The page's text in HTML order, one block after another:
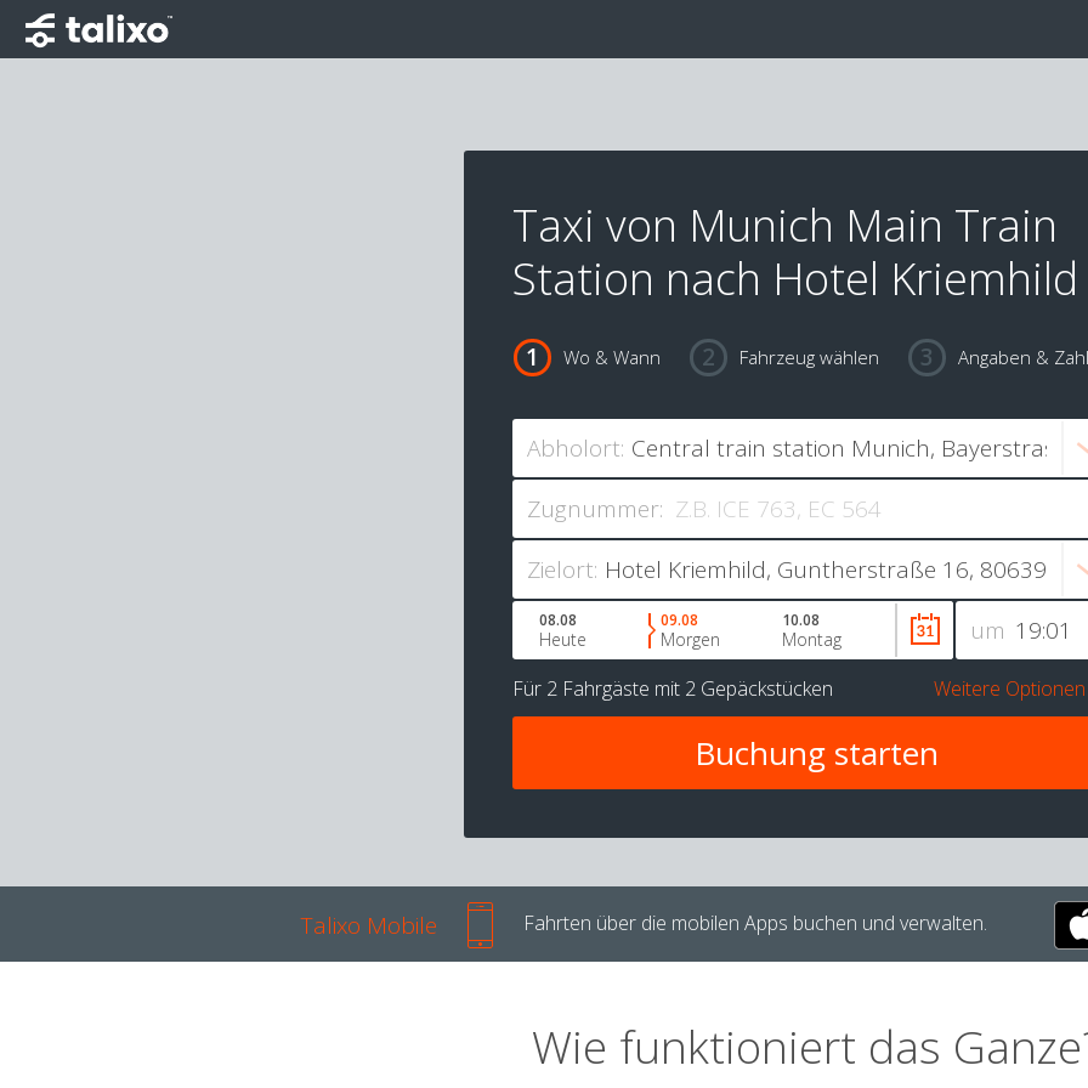
Taxi von Munich Main Train
Station nach Hotel Kriemhild
Wo & Wann Fahrzeug wählen Angaben &
Abholort:
Zugnummer:
Zielort:
um
08.08
Heute
09.08
Morgen
10.08
Montag
Für 2 Fahrgäste mit 2 Gepäckstücken Weitere Optionen
Talixo Mobile Fahrten über die mobilen Apps buchen und verwalten.
Wie funktioniert das